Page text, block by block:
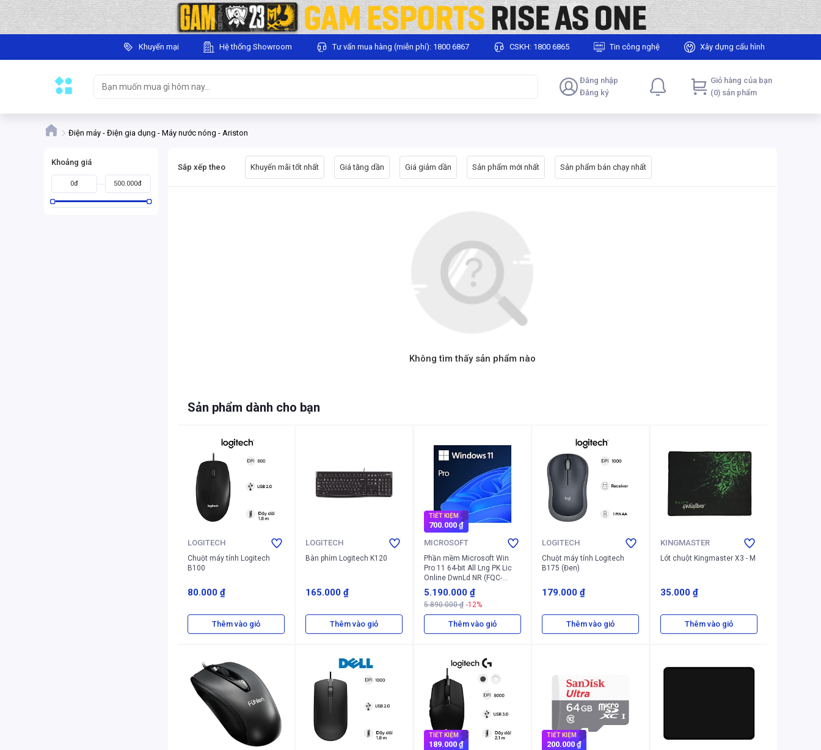
Khuyến mại Hệ thống Showroom Tư vấn mua hàng (miễn phí): 1800 6867 CSKH: 1800 6865 Tin công nghệ Xây dựng cấu hình
Đăng nhập
Đăng ký
Giỏ hàng của bạn
(0) sản phẩm
Điện máy - Điện gia dụng - Máy nước nóng - Ariston
Khoảng giá
0đ 500.000đ
Sắp xếp theo Khuyến mãi tốt nhất Giá tăng dần Giá giảm dần Sản phẩm mới nhất Sản phẩm bán chạy nhất
Không tìm thấy sản phẩm nào
Sản phẩm dành cho bạn
LOGITECH
Chuột máy tính Logitech
B100
80.000 ₫
Thêm vào giỏ
LOGITECH
Bàn phím Logitech K120
165.000 ₫
Thêm vào giỏ
TIẾT KIỆM
700.000 ₫
MICROSOFT
Phần mềm Microsoft Win
Pro 11 64-bit All Lng PK Lic
Online DwnLd NR (FQC-
10572)
5.190.000 ₫
5.890.000 ₫ -12%
Thêm vào giỏ
LOGITECH
Chuột máy tính Logitech
B175 (Đen)
179.000 ₫
Thêm vào giỏ
KINGMASTER
Lót chuột Kingmaster X3 - M
35.000 ₫
Thêm vào giỏ
TIẾT KIỆM
189.000 ₫
TIẾT KIỆM
200.000 ₫